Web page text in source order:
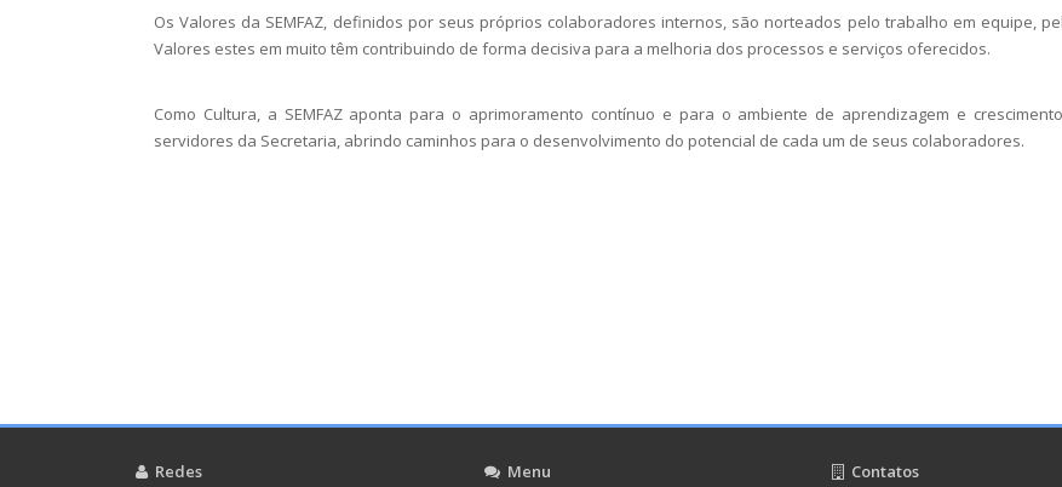
Os Valores da SEMFAZ, definidos por seus próprios colaboradores internos, são norteados pelo trabalho em equipe,
Valores estes em muito têm contribuindo de forma decisiva para a melhoria dos processos e serviços oferecidos.
Como Cultura, a SEMFAZ aponta para o aprimoramento contínuo e para o ambiente de aprendizagem e
servidores da Secretaria, abrindo caminhos para o desenvolvimento do potencial de cada um de seus colaboradores.
Redes Menu Contatos